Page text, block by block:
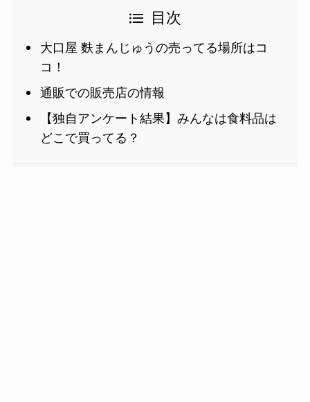
目次
大口屋 麩まんじゅうの売ってる場所はコ
コ！
通販での販売店の情報
【独自アンケート結果】みんなは食料品は
どこで買ってる？